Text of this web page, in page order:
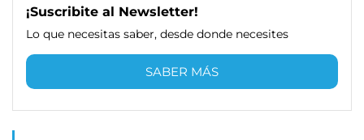
¡Suscribite al Newsletter!
Lo que necesitas saber, desde donde necesites
SABER MÁS